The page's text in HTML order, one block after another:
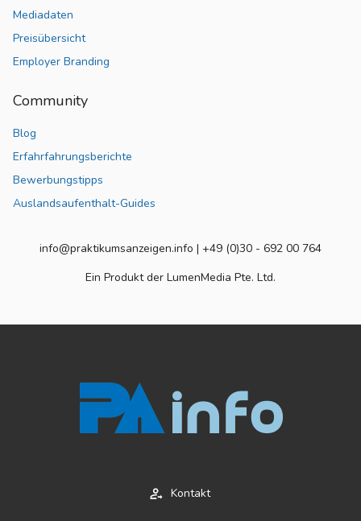
Mediadaten
Preisübersicht
Employer Branding
Community
Blog
Erfahrfahrungsberichte
Bewerbungstipps
Auslandsaufenthalt-Guides
info@praktikumsanzeigen.info | +49 (0)30 - 692 00 764
Ein Produkt der LumenMedia Pte. Ltd.
Kontakt